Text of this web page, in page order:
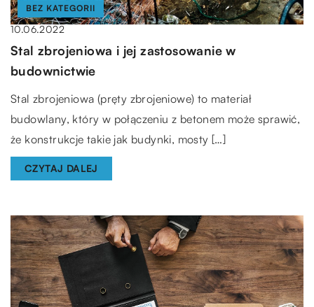
BEZ KATEGORII
10.06.2022
Stal zbrojeniowa i jej zastosowanie w
budownictwie
Stal zbrojeniowa (pręty zbrojeniowe) to materiał
budowlany, który w połączeniu z betonem może sprawić,
że konstrukcje takie jak budynki, mosty […]
CZYTAJ DALEJ